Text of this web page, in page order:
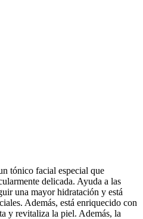
tónico facial especial que
delicada. Ayuda a las
una mayor hidratación y está
Además, está enriquecido con
y revitaliza la piel. Además, la